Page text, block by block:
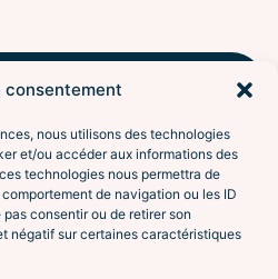
consentement
nous utilisons des technologies
et/ou accéder aux informations des
technologies nous permettra de
de navigation ou les ID
consentir ou de retirer son
négatif sur certaines caractéristiques
NAVIGUER
Accompagnements
À propos
Interventions
Le programme Excursion
Contact
SUIVRE